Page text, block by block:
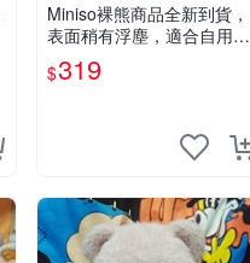
Miniso裸熊商品全新到貨，
表面稍有浮塵，適合自用收
藏嚴選款。 裸熊 商品 裸熊
玩偶
$319